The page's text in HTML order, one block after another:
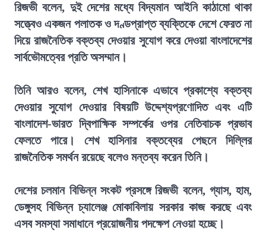
রিজভী বলেন, দুই দেশের মধ্যে বিদ্যমান আইনি কাঠামো থাকা
সত্ত্বেও একজন পলাতক ও দণ্ডপ্রাপ্ত ব্যক্তিকে দেশে ফেরত না
দিয়ে রাজনৈতিক বক্তব্য দেওয়ার সুযোগ করে দেওয়া বাংলাদেশের
সার্বভৌমত্বের প্রতি অসম্মান।
তিনি আরও বলেন, শেখ হাসিনাকে এভাবে প্রকাশ্যে বক্তব্য
দেওয়ার সুযোগ দেওয়ার বিষয়টি উদ্দেশ্যপ্রণোদিত এবং এটি
বাংলাদেশ-ভারত দ্বিপাক্ষিক সম্পর্কের ওপর নেতিবাচক প্রভাব
ফেলতে পারে। শেখ হাসিনার বক্তব্যের পেছনে দিল্লির
রাজনৈতিক সমর্থন রয়েছে বলেও মন্তব্য করেন তিনি।
দেশের চলমান বিভিন্ন সংকট প্রসঙ্গে রিজভী বলেন, গ্যাস, হাম,
ডেঙ্গুসহ বিভিন্ন চ্যালেঞ্জ মোকাবিলায় সরকার কাজ করছে এবং
এসব সমস্যা সমাধানে প্রয়োজনীয় পদক্ষেপ নেওয়া হচ্ছে।